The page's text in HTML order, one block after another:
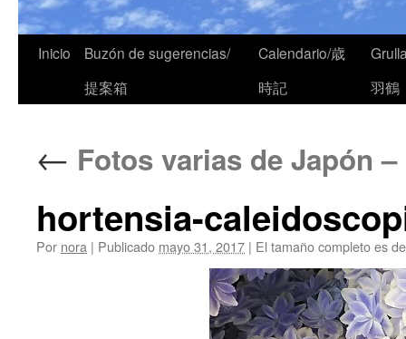
Inicio
Buzón de sugerencias/
提案箱
Calendario/歳
時記
羽鶴
← Fotos varias de Japón –
hortensia-
Por nora | Publicado mayo 31, 2017 | El tamaño completo es